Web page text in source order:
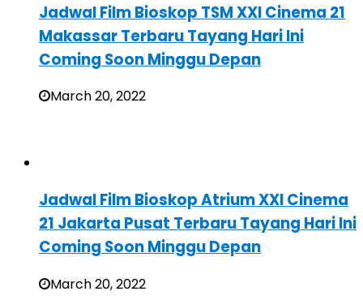
Jadwal Film Bioskop TSM XXI Cinema 21
Makassar Terbaru Tayang Hari Ini
Coming Soon Minggu Depan
March 20, 2022
Jadwal Film Bioskop Atrium XXI Cinema
21 Jakarta Pusat Terbaru Tayang Hari Ini
Coming Soon Minggu Depan
March 20, 2022